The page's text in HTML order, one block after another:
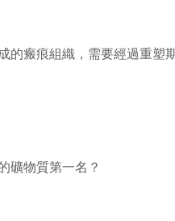
的瘢痕組織，需要經過重塑
礦物質第一名？